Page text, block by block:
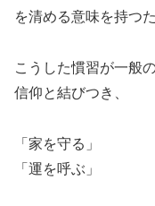
を清める意味を持つ
こうした慣習が一般
信仰と結びつき、
「家を守る」
「運を呼ぶ」